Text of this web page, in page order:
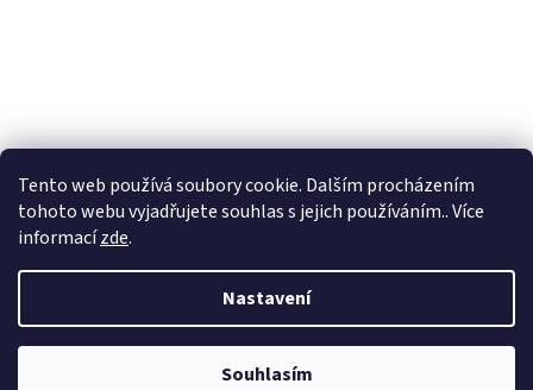
Tento web používá soubory cookie. Dalším procházením
tohoto webu vyjadřujete souhlas s jejich používáním.. Více
informacízde.
Nastavení
Souhlasím
Copyright 2026BadShop. Všechna práva vyhrazena.Upravit
nastavení cookies